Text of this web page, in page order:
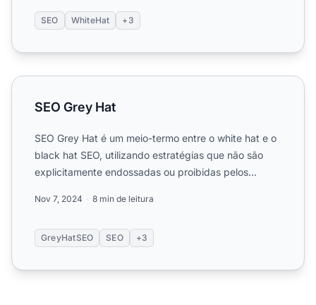
SEO WhiteHat +3
SEO Grey Hat
SEO Grey Hat
SEO Grey Hat é um meio-termo entre o white hat e o
black hat SEO, utilizando estratégias que não são
explicitamente endossadas ou proibidas pelos
Nov 7, 2024 8 min de leitura
GreyHatSEO SEO +3